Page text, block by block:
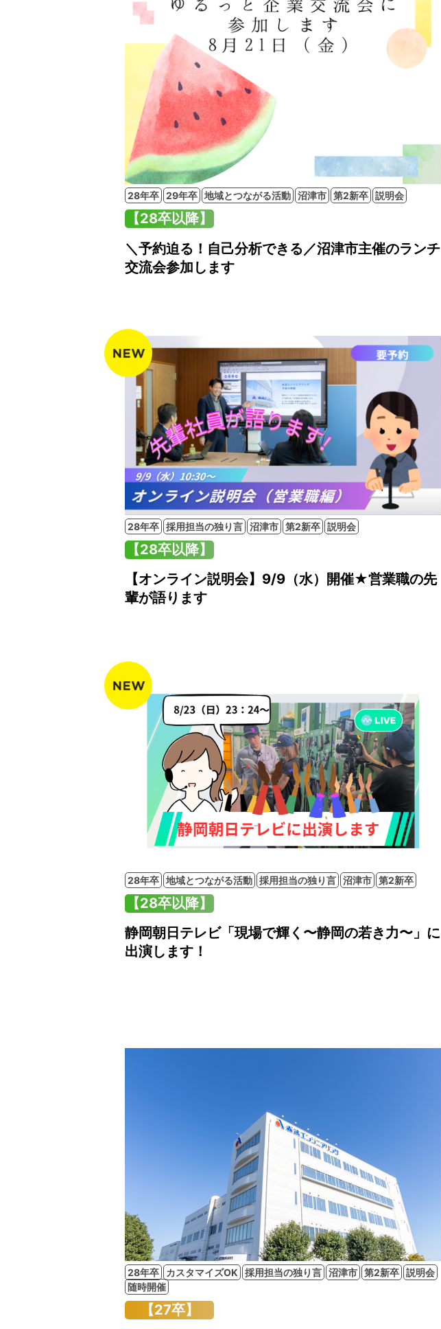
28年卒 29年卒 地域とつながる活動 沼津市 第2新卒 説明会
【28卒以降】
＼予約迫る！自己分析できる／沼津市主催のランチ
交流会参加します
28年卒 採用担当の独り言 沼津市 第2新卒 説明会
【28卒以降】
【オンライン説明会】9/9（水）開催★営業職の先
輩が語ります
28年卒 地域とつながる活動 採用担当の独り言 沼津市 第2新卒
【28卒以降】
静岡朝日テレビ「現場で輝く〜静岡の若き力〜」に
出演します！
28年卒 カスタマイズOK 採用担当の独り言 沼津市 第2新卒 説明会
随時開催
【27卒】